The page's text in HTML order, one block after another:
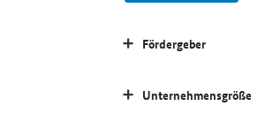
Fördergeber
Unternehmensgröße